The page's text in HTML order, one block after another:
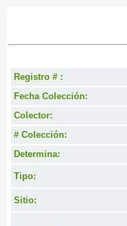
Registro # :
Fecha Colección:
Colector:
# Colección:
Determina:
Tipo:
Sitio: